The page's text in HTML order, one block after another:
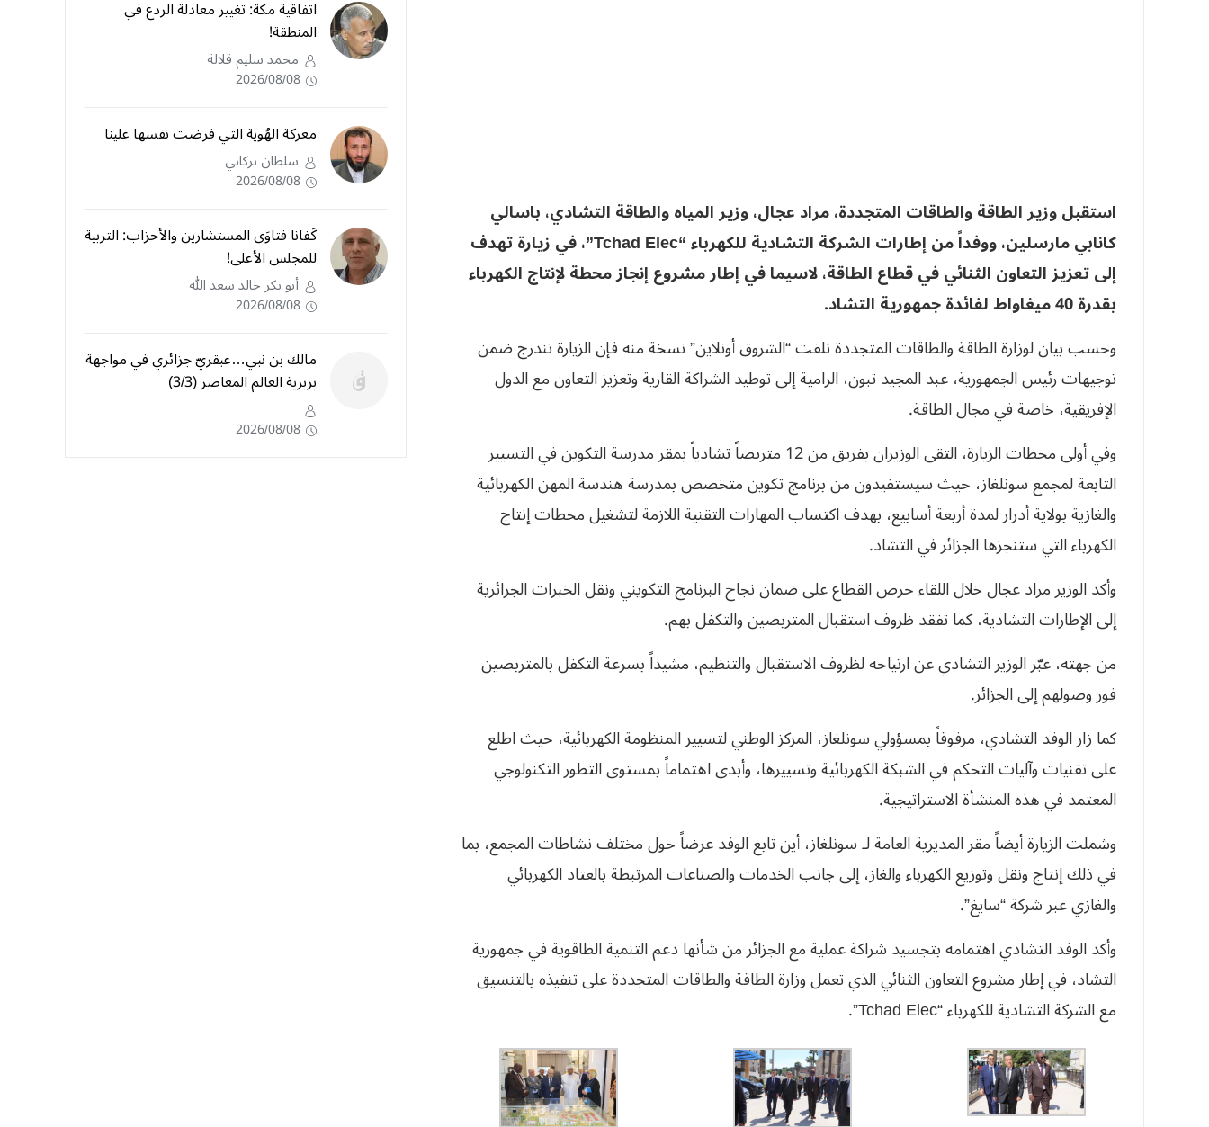
استقبل وزير الطاقة والطاقات المتجددة، مراد عجال، وزير المياه والطاقة التشادي، باسالي
كانابي مارسلين، ووفداً من إطارات الشركة التشادية للكهرباء“Tchad Elec”
، في زيارة تهدف
إلى تعزيز التعاون الثنائي في قطاع الطاقة، لاسيما في إطار مشروع إنجاز محطة لإنتاج الكهرباء
بقدرة 40 ميغاواط لفائدة جمهورية التشاد
.
وحسب بيان لوزارة الطاقة والطاقات المتجددة تلقت “الشروق أونلاين” نسخة منه فإن الزيارة تندرج ضمن
توجيهات رئيس الجمهورية، عبد المجيد تبون، الرامية إلى توطيد الشراكة القارية وتعزيز التعاون مع الدول
الإفريقية، خاصة في مجال الطاقة.
وفي أولى محطات الزيارة، التقى الوزيران بفريق من 12 متربصاً تشادياً بمقر مدرسة التكوين في التسيير
التابعة لمجمع سونلغاز، حيث سيستفيدون من برنامج تكوين متخصص بمدرسة هندسة المهن الكهربائية
والغازية بولاية أدرار لمدة أربعة أسابيع، بهدف اكتساب المهارات التقنية اللازمة لتشغيل محطات إنتاج
الكهرباء التي ستنجزها الجزائر في التشاد.
وأكد الوزير مراد عجال خلال اللقاء حرص القطاع على ضمان نجاح البرنامج التكويني ونقل الخبرات الجزائرية
إلى الإطارات التشادية، كما تفقد ظروف استقبال المتربصين والتكفل بهم.
من جهته، عبّر الوزير التشادي عن ارتياحه لظروف الاستقبال والتنظيم، مشيداً بسرعة التكفل بالمتربصين
فور وصولهم إلى الجزائر.
كما زار الوفد التشادي، مرفوقاً بمسؤولي سونلغاز، المركز الوطني لتسيير المنظومة الكهربائية، حيث اطلع
على تقنيات وآليات التحكم في الشبكة الكهربائية وتسييرها، وأبدى اهتماماً بمستوى التطور التكنولوجي
المعتمد في هذه المنشأة الاستراتيجية.
وشملت الزيارة أيضاً مقر المديرية العامة لـ سونلغاز، أين تابع الوفد عرضاً حول مختلف نشاطات المجمع، بما
في ذلك إنتاج ونقل وتوزيع الكهرباء والغاز، إلى جانب الخدمات والصناعات المرتبطة بالعتاد الكهربائي
والغازي عبر شركة “سايغ”.
وأكد الوفد التشادي اهتمامه بتجسيد شراكة عملية مع الجزائر من شأنها دعم التنمية الطاقوية في جمهورية
التشاد، في إطار مشروع التعاون الثنائي الذي تعمل وزارة الطاقة والطاقات المتجددة على تنفيذه بالتنسيق
مع الشركة التشادية للكهرباء “Tchad Elec”.
اتفاقية مكة: تغيير معادلة الردع في
المنطقة!
محمد سليم قلالة
2026/08/08
معركة الهُوية التي فرضت نفسها علينا
سلطان بركاني
2026/08/08
كَفانا فتاوَى المستشارين والأحزاب: التربية
للمجلس الأعلى!
أبو بكر خالد سعد الله
2026/08/08
مالك بن نبي…عبقريّ جزائري في مواجهة
بربرية العالم المعاصر (3/3)
2026/08/08